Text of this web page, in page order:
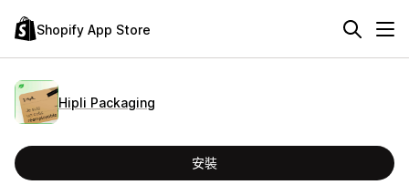
Shopify App Store
Hipli Packaging
安裝